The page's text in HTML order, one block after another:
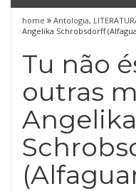
home Antologia,
Angelika Schrobsdorff
Tu não
outras
Angelika